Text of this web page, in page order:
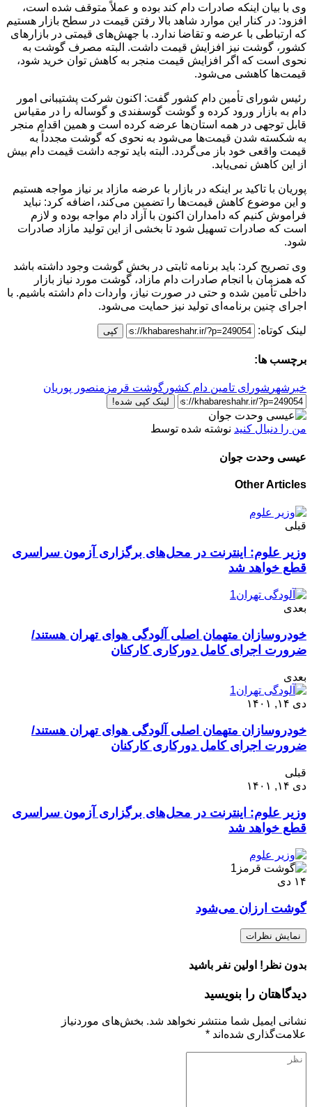
وی با بیان اینکه صادرات دام کند بوده و عملاً متوقف شده است،
افزود: در کنار این موارد شاهد بالا رفتن قیمت در سطح بازار هستیم
که ارتباطی با عرضه و تقاضا ندارد. با جهش‌های قیمتی در بازارهای
کشور، گوشت نیز افزایش قیمت داشت. البته مصرف گوشت به
نحوی است که اگر افزایش قیمت منجر به کاهش توان خرید شود،
قیمت‌ها کاهشی می‌شود.
رئیس شورای تأمین دام کشور گفت: اکنون شرکت پشتیبانی امور
دام به بازار ورود کرده و گوشت گوسفندی و گوساله را در مقیاس
قابل توجهی در همه استان‌ها عرضه کرده است و همین اقدام منجر
به شکسته شدن قیمت‌ها می‌شود به نحوی که گوشت مجدداً به
قیمت واقعی خود باز می‌گردد. البته باید توجه داشت قیمت دام بیش
از این کاهش نمی‌یابد.
پوریان با تاکید بر اینکه در بازار با عرضه مازاد بر نیاز مواجه هستیم
و این موضوع کاهش قیمت‌ها را تضمین می‌کند، اضافه کرد: نباید
فراموش کنیم که دامداران اکنون با آزاد دام مواجه بوده و لازم
است که صادرات تسهیل شود تا بخشی از این تولید مازاد صادرات
شود.
وی تصریح کرد: باید برنامه ثابتی در بخش گوشت وجود داشته باشد
که همزمان با انجام صادرات دام مازاد، گوشت مورد نیاز بازار
داخلی تأمین شده و حتی در صورت نیاز، واردات دام داشته باشیم. با
اجرای چنین برنامه‌ای تولید نیز حمایت می‌شود.
لینک کوتاه: کپی
برچسب ها:
خبرشهر شورای تامین دام کشور گوشت قرمز منصور پوریان
لینک کپی شده!
من را دنبال کنید نوشته شده توسط
عیسی وحدت جوان
Other Articles
قبلی
وزیر علوم: اینترنت در محل‌های برگزاری آزمون سراسری
قطع خواهد شد
بعدی
خودروسازان متهمان اصلی آلودگی هوای تهران هستند/
ضرورت اجرای کامل دورکاری کارکنان
بعدی
دی ۱۴, ۱۴۰۱
خودروسازان متهمان اصلی آلودگی هوای تهران هستند/
ضرورت اجرای کامل دورکاری کارکنان
قبلی
دی ۱۴, ۱۴۰۱
وزیر علوم: اینترنت در محل‌های برگزاری آزمون سراسری
قطع خواهد شد
۱۴ دی
گوشت ارزان می‌شود
نمایش نظرات
بدون نظر! اولین نفر باشید
دیدگاهتان را بنویسید
نشانی ایمیل شما منتشر نخواهد شد. بخش‌های موردنیاز
علامت‌گذاری شده‌اند *